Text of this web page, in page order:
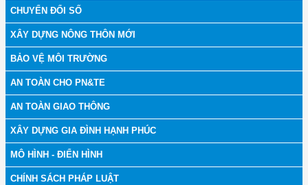
CHUYỂN ĐỔI SỐ
XÂY DỰNG NÔNG THÔN MỚI
BẢO VỆ MÔI TRƯỜNG
AN TOÀN CHO PN&TE
AN TOÀN GIAO THÔNG
XÂY DỰNG GIA ĐÌNH HẠNH PHÚC
MÔ HÌNH - ĐIỂN HÌNH
CHÍNH SÁCH PHÁP LUẬT